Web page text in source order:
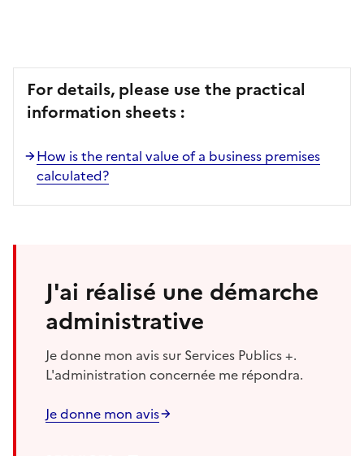
For details, please use the practical
information sheets :
How is the rental value of a business premises
calculated?
J'ai réalisé une démarche
administrative
Je donne mon avis sur Services Publics +.
L'administration concernée me répondra.
Je donne mon avis